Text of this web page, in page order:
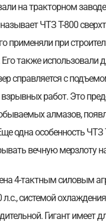
на тракторном
ЧТЗ Т-800
применяли при
также использовали
справляется с
взрывных работ. Это
алмазов,
одна особенность ЧТЗ
вечную мерзлоту
4-тактным силовым
системой
Гигант имеет